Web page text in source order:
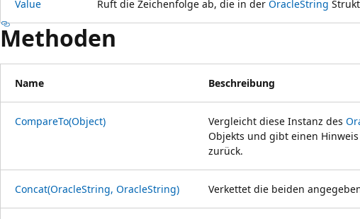
Value Ruft die Zeichenfolge ab, die in der OracleString
Methoden
Name Beschreibung
CompareTo(Object) Vergleicht diese Instanz des
Objekts und gibt einen
zurück.
Concat(OracleString, OracleString) Verkettet die beiden